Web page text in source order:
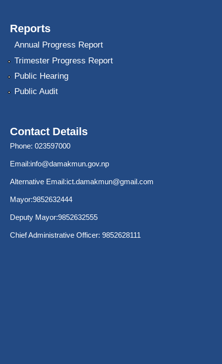
Reports
Annual Progress Report
Trimester Progress Report
Public Hearing
Public Audit
Contact Details
Phone: 023597000
Email:info@damakmun.gov.np
Alternative Email:ict.damakmun@gmail.com
Mayor:9852632444
Deputy Mayor:9852632555
Chief Administrative Officer: 9852628111